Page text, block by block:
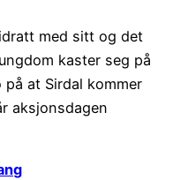
med sitt og det
kaster seg på
at Sirdal kommer
aksjonsdagen